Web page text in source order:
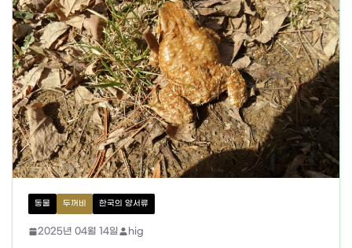
동물 두꺼비 한국의 양서류
2025년 04월 14일 hig